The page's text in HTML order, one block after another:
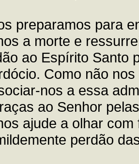
preparamos para
a morte e
ao Espírito Santo
Como não
nos a essa
ao Senhor
ajude a olhar
perdão